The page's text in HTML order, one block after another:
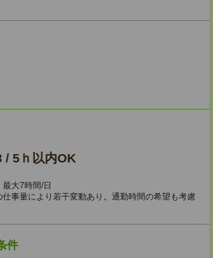
/ 5ｈ以内OK
大7時間/日
事量により若干変動あり。通勤時間の希望も考慮
件